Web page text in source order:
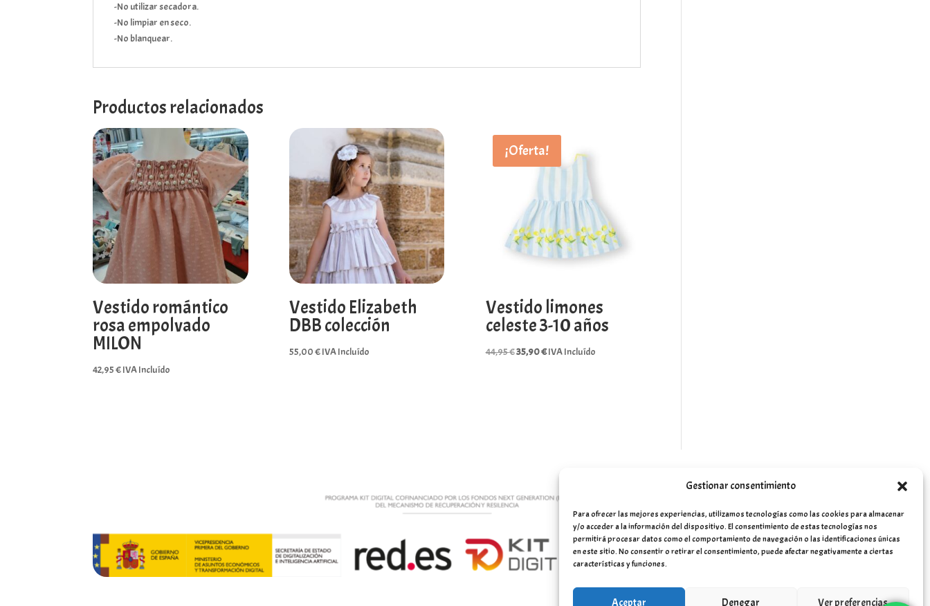
Gestionar consentimiento
Para ofrecer las mejores experiencias, utilizamos tecnologías como las cookies para almacenar
y/o acceder a la información del dispositivo. El consentimiento de estas tecnologías nos
permitirá procesar datos como el comportamiento de navegación o las identificaciones únicas
en este sitio. No consentir o retirar el consentimiento, puede afectar negativamente a ciertas
características y funciones.
Aceptar Denegar Ver preferencias
-No utilizar secadora.
-No limpiar en seco.
-No blanquear.
Productos relacionados
Vestido romántico
rosa empolvado
MILON
42,95€IVA Incluído
Vestido Elizabeth
DBB colección
55,00€IVA Incluído
¡Oferta!
Vestido limones
celeste 3-10 años
44,95€El
35,90€ElIVA Incluído